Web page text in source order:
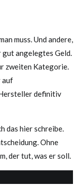
muss. Und andere,
gut angelegtes Geld.
zweiten Kategorie.
auf
definitiv
das hier schreibe.
Ohne
der tut, was er soll.